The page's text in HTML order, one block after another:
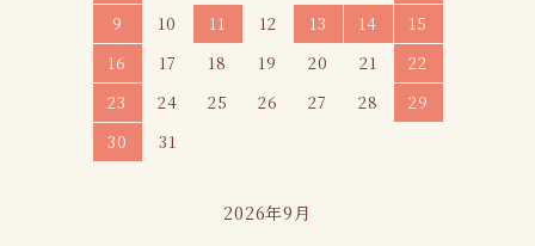
9
10 11 12 13 14
15
16
17 18 19 20 21
22
23
24 25 26 27 28
29
30
31
2026年9月